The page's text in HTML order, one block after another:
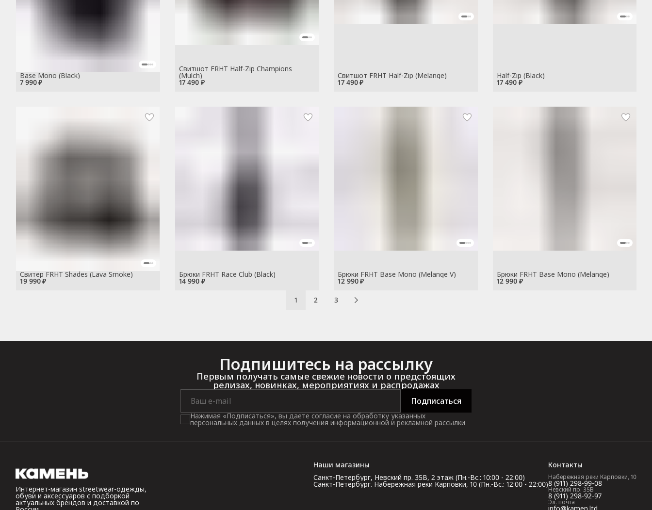
7 990 ₽
Base Mono (Black)
17 490 ₽
Свитшот FRHT Half-Zip Champions
(Mulch)
17 490 ₽
Свитшот FRHT Half-Zip (Melange)
17 490 ₽
Half-Zip (Black)
19 990 ₽
Свитер FRHT Shades (Lava Smoke)
14 990 ₽
Брюки FRHT Race Club (Black)
12 990 ₽
Брюки FRHT Base Mono (Melange V)
12 990 ₽
Брюки FRHT Base Mono (Melange)
1 2 3
Подпишитесь на рассылку
Первым получать самые свежие новости о предстоящих
релизах, новинках, мероприятиях и распродажах
Подписаться
Нажимая «Подписаться», вы даете согласие на обработку указанных
персональных данных в целях получения информационной и рекламной рассылки
Интернет-магазин streetwear-одежды,
обуви и аксессуаров с подборкой
актуальных брендов и доставкой по
Наши магазины
Санкт-Петербург, Невский пр. 35В, 2 этаж (Пн.-Вс.: 10:00 - 22:00)
Санкт-Петербург. Набережная реки Карповки, 10 (Пн.-Вс.: 12:00 - 22:00)
Контакты
Набережная реки Карповки, 10
8 (911) 298-99-08
Невский пр. 35В
8 (911) 298-92-97
Эл. почта